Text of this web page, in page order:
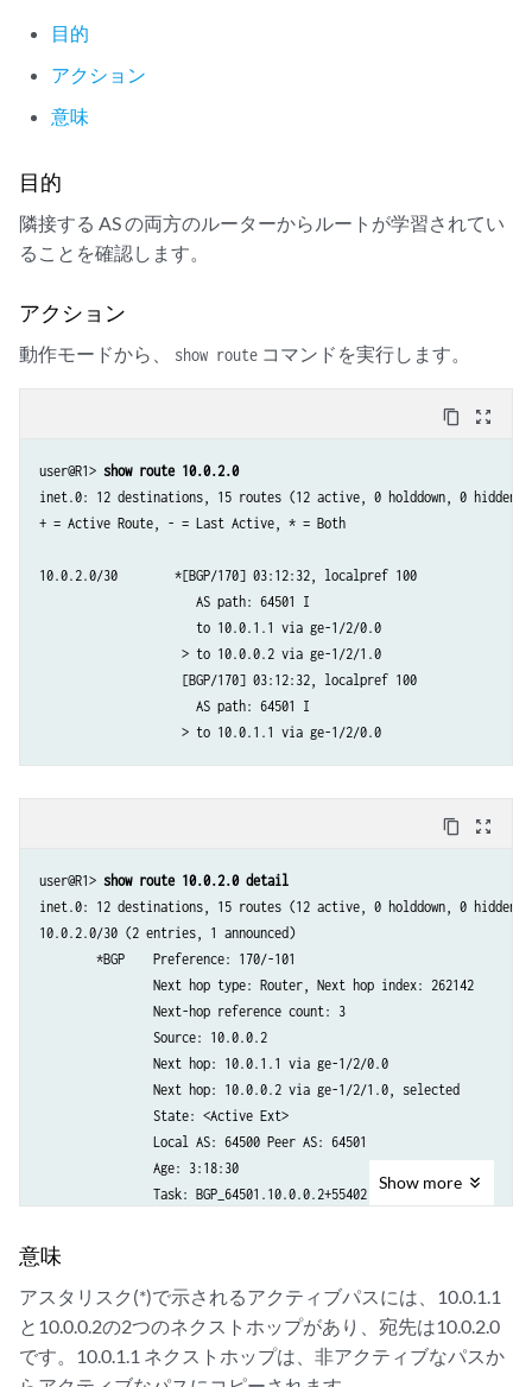
目的
アクション
意味
目的
隣接する AS の両方のルーターからルートが学習されてい
ることを確認します。
アクション
動作モードから、 show route コマンドを実行します。
content_copy zoom_out_map
user@R1> show route 10.0.2.0
inet.0: 12 destinations, 15 routes (12 active, 0 holddown, 0 hidden)
+ = Active Route, - = Last Active, * = Both
10.0.2.0/30        *[BGP/170] 03:12:32, localpref 100
                      AS path: 64501 I
                      to 10.0.1.1 via ge-1/2/0.0
                    > to 10.0.0.2 via ge-1/2/1.0
                    [BGP/170] 03:12:32, localpref 100
                      AS path: 64501 I
                    > to 10.0.1.1 via ge-1/2/0.0
content_copy zoom_out_map
user@R1> show route 10.0.2.0 detail
inet.0: 12 destinations, 15 routes (12 active, 0 holddown, 0 hidden)
10.0.2.0/30 (2 entries, 1 announced)
        *BGP    Preference: 170/-101
                Next hop type: Router, Next hop index: 262142
                Next-hop reference count: 3
                Source: 10.0.0.2
                Next hop: 10.0.1.1 via ge-1/2/0.0
                Next hop: 10.0.0.2 via ge-1/2/1.0, selected
                State: <Active Ext>
                Local AS: 64500 Peer AS: 64501
                Age: 3:18:30
                Task: BGP_64501.10.0.0.2+55402
                AS path: 64501 I
                Accepted Multipath
                Localpref: 100
                Router ID: 192.168.2.1
         BGP    Preference: 170/-101
                Next hop type: Router, Next hop index: 602
Show more
意味
アスタリスク(*)で示されるアクティブパスには、10.0.1.1
と10.0.0.2の2つのネクストホップがあり、宛先は10.0.2.0
です。10.0.1.1 ネクストホップは、非アクティブなパスか